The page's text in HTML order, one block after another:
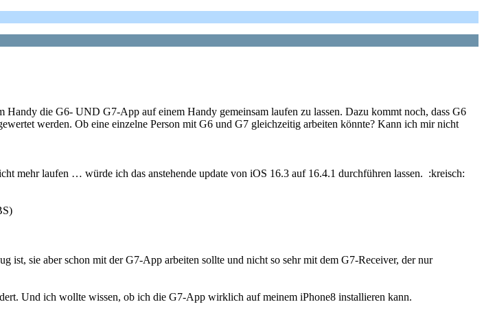
die G6- UND G7-App auf einem Handy gemeinsam laufen zu lassen. Dazu kommt noch, dass G6
werden. Ob eine einzelne Person mit G6 und G7 gleichzeitig arbeiten könnte? Kann ich mir nicht
mehr laufen … würde ich das anstehende update von iOS 16.3 auf 16.4.1 durchführen lassen. :kreisch:
sie aber schon mit der G7-App arbeiten sollte und nicht so sehr mit dem G7-Receiver, der nur
Und ich wollte wissen, ob ich die G7-App wirklich auf meinem iPhone8 installieren kann.